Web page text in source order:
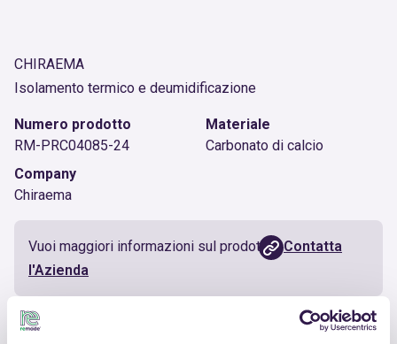
CHIRAEMA
Isolamento termico e deumidificazione
Numero prodotto
RM-PRC04085-24
Materiale
Carbonato di calcio
Company
Chiraema
Vuoi maggiori informazioni sul prodotto? Contatta
l'Azienda